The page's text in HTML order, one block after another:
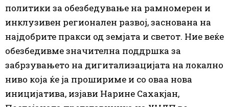
политики за обезбедување на рамномерен и
инклузивен регионален развој, заснована на
најдобрите пракси од земјата и светот. Ние веќе
обезбедивме значителна поддршка за
забрзувањето на дигитализацијата на локално
ниво која ќе ја прошириме и со оваа нова
иницијатива, изјави Нарине Сахакјан,